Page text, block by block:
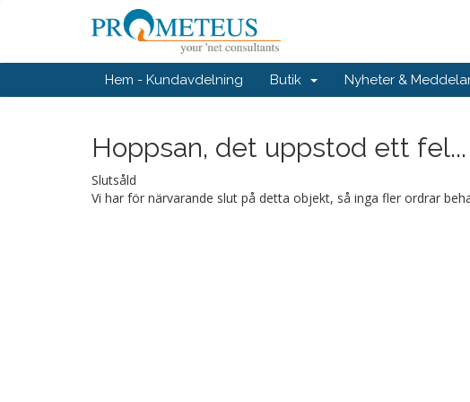
Hem - Kundavdelning Butik Nyheter &
Hoppsan, det uppstod ett fel...
Slutsåld
Vi har för närvarande slut på detta objekt, så inga fler ordrar